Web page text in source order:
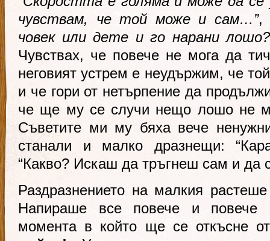
чувствам, че той може и сам…”
човек или дете и го нарани
Чувствах, че повече не мога да
неговият устрем е неудържим, че
и че гори от нетърпение да
че ще му се случи нещо лошо не
Съветите ми му бяха вече
станали и малко дразнещи:
“Какво? Искаш да тръгнеш сам и да
Раздразнението на малкия
Напираше все повече и повече
момента в който ще се откъсне